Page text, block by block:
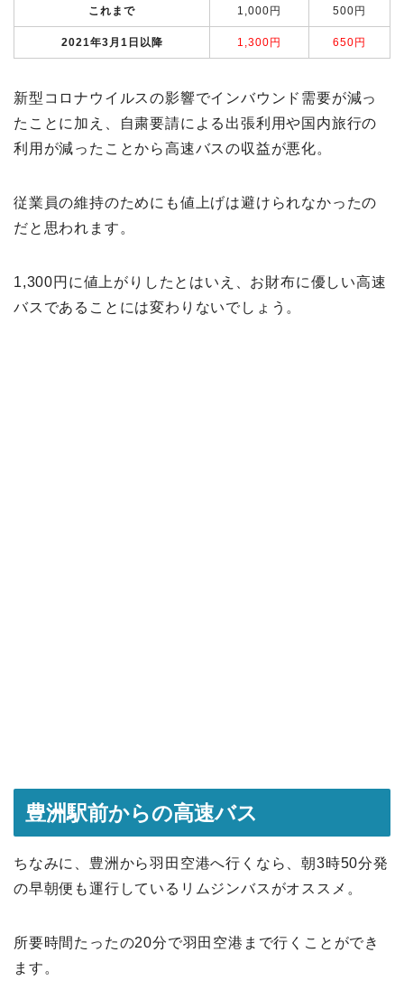
これまで 1,000円 500円
2021年3月1日以降 1,300円 650円
新型コロナウイルスの影響でインバウンド需要が減っ
たことに加え、自粛要請による出張利用や国内旅行の
利用が減ったことから高速バスの収益が悪化。
従業員の維持のためにも値上げは避けられなかったの
だと思われます。
1,300円に値上がりしたとはいえ、お財布に優しい高速
バスであることには変わりないでしょう。
豊洲駅前からの高速バス
ちなみに、豊洲から羽田空港へ行くなら、朝3時50分発
の早朝便も運行しているリムジンバスがオススメ。
所要時間たったの20分で羽田空港まで行くことができ
ます。